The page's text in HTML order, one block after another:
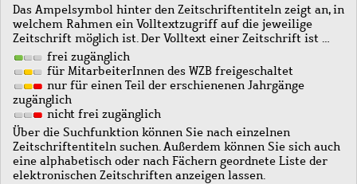
Das Ampelsymbol hinter den Zeitschriftentiteln zeigt an, in
welchem Rahmen ein Volltextzugriff auf die jeweilige
Zeitschrift möglich ist. Der Volltext einer Zeitschrift ist …
frei zugänglich
für MitarbeiterInnen des WZB freigeschaltet
nur für einen Teil der erschienenen Jahrgänge
zugänglich
nicht frei zugänglich
Über die Suchfunktion können Sie nach einzelnen
Zeitschriftentiteln suchen. Außerdem können Sie sich auch
eine alphabetisch oder nach Fächern geordnete Liste der
elektronischen Zeitschriften anzeigen lassen.